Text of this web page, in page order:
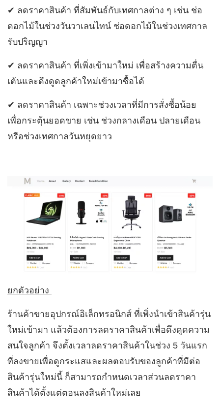
✔︎ ลดราคาสินค้า ที่สัมพันธ์กับเทศกาลต่าง ๆ เช่น ช่อ
ดอกไม้ในช่วงวันวาเลนไทน์ ช่อดอกไม้ในช่วงเทศกาล
รับปริญญา
✔︎ ลดราคาสินค้า ที่เพิ่งเข้ามาใหม่ เพื่อสร้างความตื่น
เต้นและดึงดูดลูกค้าใหม่เข้ามาซื้อได้
✔︎ ลดราคาสินค้า เฉพาะช่วงเวลาที่มีการสั่งซื้อน้อย
เพื่อกระตุ้นยอดขาย เช่น ช่วงกลางเดือน ปลายเดือน
หรือช่วงเทศกาลวันหยุดยาว
ยกตัวอย่าง
ร้านค้าขายอุปกรณ์อิเล็กทรอนิกส์ ที่เพิ่งนำเข้าสินค้ารุ่น
ใหม่เข้ามา แล้วต้องการลดราคาสินค้าเพื่อดึงดูดความ
สนใจลูกค้า จึงตั้งเวลาลดราคาสินค้าในช่วง 5 วันแรก
ที่ลงขายเพื่อดูกระแสและผลตอบรับของลูกค้าที่มีต่อ
สินค้ารุ่นใหม่นี้ ก็สามารถกำหนดเวลาส่วนลดราคา
สินค้าได้ตั้งแต่ตอนลงสินค้าใหม่เลย